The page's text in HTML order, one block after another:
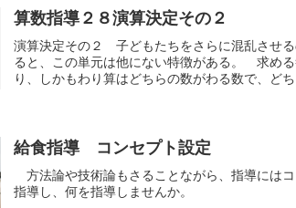
算数指導２８演算決定その２
演算決定その２ 子どもたちをさらに混乱させ
ると、この単元は他にない特徴がある。 求め
り、しかもわり算はどちらの数がわる数で、ど
給食指導 コンセプト設定
方法論や技術論もさることながら、指導には
指導し、何を指導しませんか。